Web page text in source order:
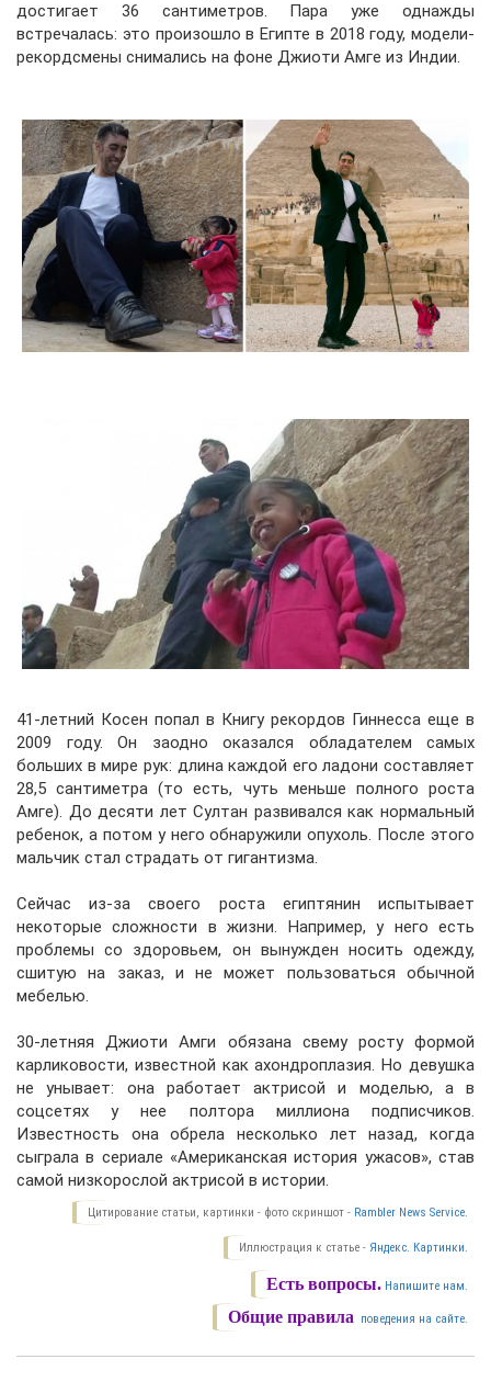
достигает 36 сантиметров. Пара уже однажды
встречалась: это произошло в Египте в 2018 году, модели-
рекордсмены снимались на фоне Джиоти Амге из Индии.
41-летний Косен попал в Книгу рекордов Гиннесса еще в
2009 году. Он заодно оказался обладателем самых
больших в мире рук: длина каждой его ладони составляет
28,5 сантиметра (то есть, чуть меньше полного роста
Амге). До десяти лет Султан развивался как нормальный
ребенок, а потом у него обнаружили опухоль. После этого
мальчик стал страдать от гигантизма.
Сейчас из-за своего роста египтянин испытывает
некоторые сложности в жизни. Например, у него есть
проблемы со здоровьем, он вынужден носить одежду,
сшитую на заказ, и не может пользоваться обычной
мебелью.
30-летняя Джиоти Амги обязана свему росту формой
карликовости, известной как ахондроплазия. Но девушка
не унывает: она работает актрисой и моделью, а в
соцсетях у нее полтора миллиона подписчиков.
Известность она обрела несколько лет назад, когда
сыграла в сериале «Американская история ужасов», став
самой низкорослой актрисой в истории.
Цитирование статьи, картинки - фото скриншот - Rambler News Service.
Иллюстрация к статье - Яндекс. Картинки.
Есть вопросы. Напишите нам.
Общие правила поведения на сайте.